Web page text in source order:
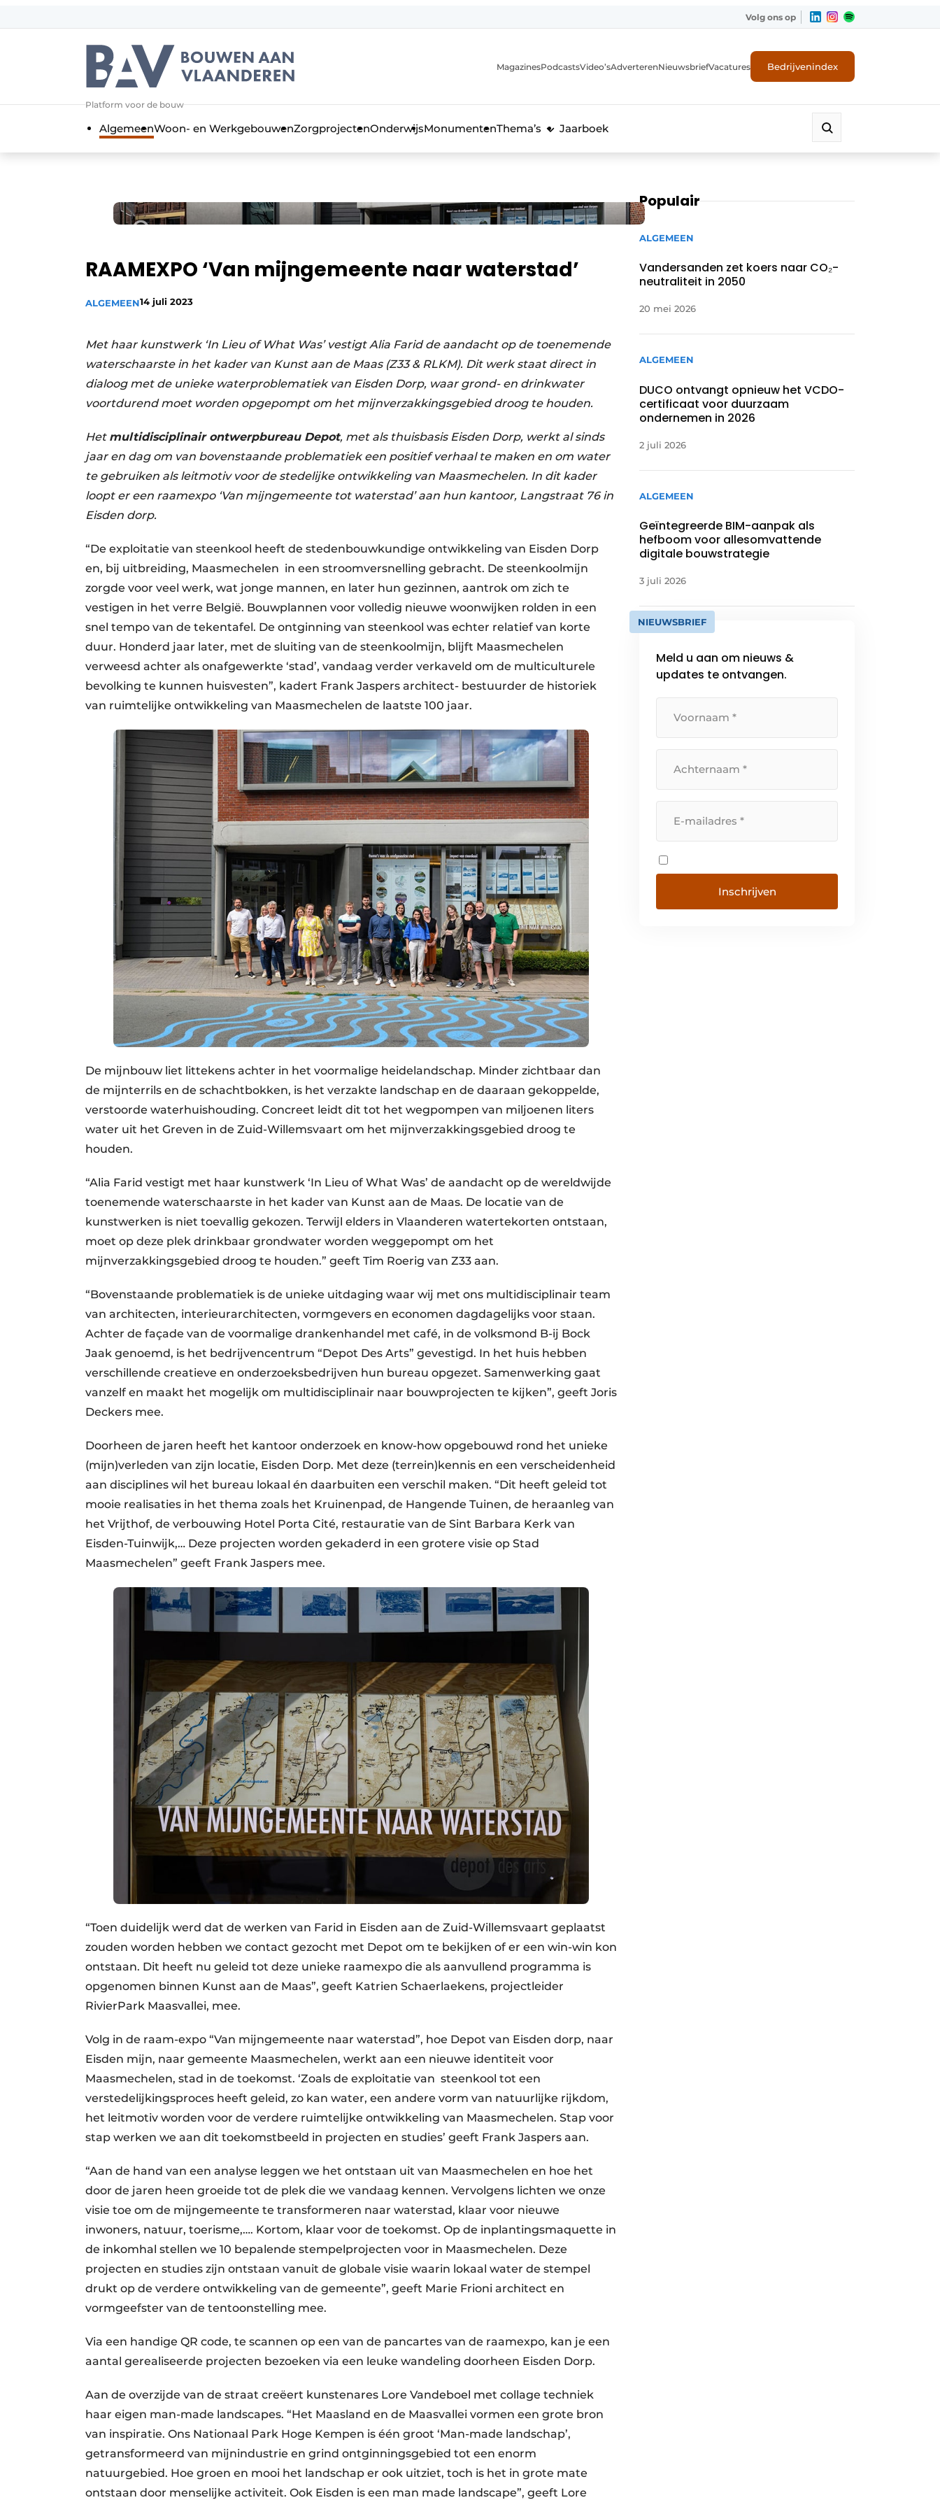
Aanmelden
Algemene voorwaarden
Bedrijven
Contact
Jaarboek
Privacy / Cookie statement
Vacatures
Video’s
Aanmelden
Bedrijven
Contact
Volg ons op
Platform voor de bouw
MagazinesPodcastsVideo’sAdverterenNieuwsbriefVacatures Bedrijvenindex
AlgemeenWoon- en WerkgebouwenZorgprojectenOnderwijsMonumentenThema’s Jaarboek
RAAMEXPO ‘Van mijngemeente naar waterstad’
ALGEMEEN14 juli 2023
Met haar kunstwerk ‘In Lieu of What Was’ vestigt Alia Farid de aandacht op de toenemende
waterschaarste in het kader van Kunst aan de Maas (Z33 & RLKM). Dit werk staat direct in
dialoog met de unieke waterproblematiek van Eisden Dorp, waar grond- en drinkwater
voortdurend moet worden opgepompt om het mijnverzakkingsgebied droog te houden.
Het multidisciplinair ontwerpbureau Depot, met als thuisbasis Eisden Dorp, werkt al sinds
jaar en dag om van bovenstaande problematiek een positief verhaal te maken en om water
te gebruiken als leitmotiv voor de stedelijke ontwikkeling van Maasmechelen. In dit kader
loopt er een raamexpo ‘Van mijngemeente tot waterstad’ aan hun kantoor, Langstraat 76 in
Eisden dorp.
“De exploitatie van steenkool heeft de stedenbouwkundige ontwikkeling van Eisden Dorp
en, bij uitbreiding, Maasmechelen in een stroomversnelling gebracht. De steenkoolmijn
zorgde voor veel werk, wat jonge mannen, en later hun gezinnen, aantrok om zich te
vestigen in het verre België. Bouwplannen voor volledig nieuwe woonwijken rolden in een
snel tempo van de tekentafel. De ontginning van steenkool was echter relatief van korte
duur. Honderd jaar later, met de sluiting van de steenkoolmijn, blijft Maasmechelen
verweesd achter als onafgewerkte ‘stad’, vandaag verder verkaveld om de multiculturele
bevolking te kunnen huisvesten”, kadert Frank Jaspers architect- bestuurder de historiek
van ruimtelijke ontwikkeling van Maasmechelen de laatste 100 jaar.
De mijnbouw liet littekens achter in het voormalige heidelandschap. Minder zichtbaar dan
de mijnterrils en de schachtbokken, is het verzakte landschap en de daaraan gekoppelde,
verstoorde waterhuishouding. Concreet leidt dit tot het wegpompen van miljoenen liters
water uit het Greven in de Zuid-Willemsvaart om het mijnverzakkingsgebied droog te
houden.
“Alia Farid vestigt met haar kunstwerk ‘In Lieu of What Was’ de aandacht op de wereldwijde
toenemende waterschaarste in het kader van Kunst aan de Maas. De locatie van de
kunstwerken is niet toevallig gekozen. Terwijl elders in Vlaanderen watertekorten ontstaan,
moet op deze plek drinkbaar grondwater worden weggepompt om het
mijnverzakkingsgebied droog te houden.” geeft Tim Roerig van Z33 aan.
“Bovenstaande problematiek is de unieke uitdaging waar wij met ons multidisciplinair team
van architecten, interieurarchitecten, vormgevers en economen dagdagelijks voor staan.
Achter de façade van de voormalige drankenhandel met café, in de volksmond B-ij Bock
Jaak genoemd, is het bedrijvencentrum “Depot Des Arts” gevestigd. In het huis hebben
verschillende creatieve en onderzoeksbedrijven hun bureau opgezet. Samenwerking gaat
vanzelf en maakt het mogelijk om multidisciplinair naar bouwprojecten te kijken”, geeft Joris
Deckers mee.
Doorheen de jaren heeft het kantoor onderzoek en know-how opgebouwd rond het unieke
(mijn)verleden van zijn locatie, Eisden Dorp. Met deze (terrein)kennis en een verscheidenheid
aan disciplines wil het bureau lokaal én daarbuiten een verschil maken. “Dit heeft geleid tot
mooie realisaties in het thema zoals het Kruinenpad, de Hangende Tuinen, de heraanleg van
het Vrijthof, de verbouwing Hotel Porta Cité, restauratie van de Sint Barbara Kerk van
Eisden-Tuinwijk,… Deze projecten worden gekaderd in een grotere visie op Stad
Maasmechelen” geeft Frank Jaspers mee.
“Toen duidelijk werd dat de werken van Farid in Eisden aan de Zuid-Willemsvaart geplaatst
zouden worden hebben we contact gezocht met Depot om te bekijken of er een win-win kon
ontstaan. Dit heeft nu geleid tot deze unieke raamexpo die als aanvullend programma is
opgenomen binnen Kunst aan de Maas”, geeft Katrien Schaerlaekens, projectleider
RivierPark Maasvallei, mee.
Volg in de raam-expo “Van mijngemeente naar waterstad”, hoe Depot van Eisden dorp, naar
Eisden mijn, naar gemeente Maasmechelen, werkt aan een nieuwe identiteit voor
Maasmechelen, stad in de toekomst. ‘Zoals de exploitatie van steenkool tot een
verstedelijkingsproces heeft geleid, zo kan water, een andere vorm van natuurlijke rijkdom,
het leitmotiv worden voor de verdere ruimtelijke ontwikkeling van Maasmechelen. Stap voor
stap werken we aan dit toekomstbeeld in projecten en studies’ geeft Frank Jaspers aan.
“Aan de hand van een analyse leggen we het ontstaan uit van Maasmechelen en hoe het
door de jaren heen groeide tot de plek die we vandaag kennen. Vervolgens lichten we onze
visie toe om de mijngemeente te transformeren naar waterstad, klaar voor nieuwe
inwoners, natuur, toerisme,…. Kortom, klaar voor de toekomst. Op de inplantingsmaquette in
de inkomhal stellen we 10 bepalende stempelprojecten voor in Maasmechelen. Deze
projecten en studies zijn ontstaan vanuit de globale visie waarin lokaal water de stempel
drukt op de verdere ontwikkeling van de gemeente”, geeft Marie Frioni architect en
vormgeefster van de tentoonstelling mee.
Via een handige QR code, te scannen op een van de pancartes van de raamexpo, kan je een
aantal gerealiseerde projecten bezoeken via een leuke wandeling doorheen Eisden Dorp.
Aan de overzijde van de straat creëert kunstenares Lore Vandeboel met collage techniek
haar eigen man-made landscapes. “Het Maasland en de Maasvallei vormen een grote bron
van inspiratie. Ons Nationaal Park Hoge Kempen is één groot ‘Man-made landschap’,
getransformeerd van mijnindustrie en grind ontginningsgebied tot een enorm
natuurgebied. Hoe groen en mooi het landschap er ook uitziet, toch is het in grote mate
ontstaan door menselijke activiteit. Ook Eisden is een man made landscape”, geeft Lore
Populair
ALGEMEEN
Vandersanden zet koers naar CO₂-
neutraliteit in 2050
20 mei 2026
ALGEMEEN
DUCO ontvangt opnieuw het VCDO-
certificaat voor duurzaam
ondernemen in 2026
2 juli 2026
ALGEMEEN
Geïntegreerde BIM-aanpak als
hefboom voor allesomvattende
digitale bouwstrategie
3 juli 2026
NIEUWSBRIEF
Meld u aan om nieuws &
updates te ontvangen.